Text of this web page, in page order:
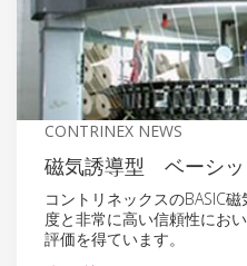
CONTRINEX NEWS
磁気誘導型 ベーシッ
コントリネックスのBASIC
度と非常に高い信頼性にお
評価を得ています。